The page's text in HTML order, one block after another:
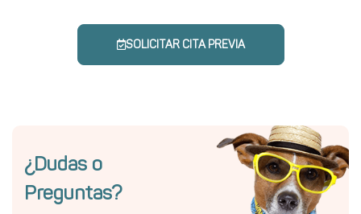
SOLICITAR CITA PREVIA
¿Dudas o
Preguntas?